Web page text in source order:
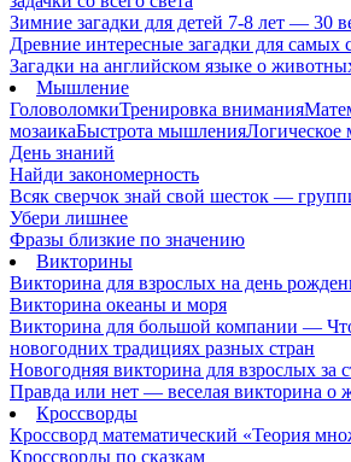
Зимние загадки для детей 7-8 лет — 30
Древние интересные загадки для самых
Загадки на английском языке о
Мышление
ГоловоломкиТренировка внимания
мозаикаБыстрота мышления
День знаний
Найди закономерность
Всяк сверчок знай свой шесток —
Убери лишнее
Фразы близкие по значению
Викторины
Викторина для взрослых на день
Викторина океаны и моря
Викторина для большой компании —
новогодних традициях разных стран
Новогодняя викторина для взрослых за
Правда или нет — веселая викторина о
Кроссворды
Кроссворд математический «Теория
Кроссворды по сказкам